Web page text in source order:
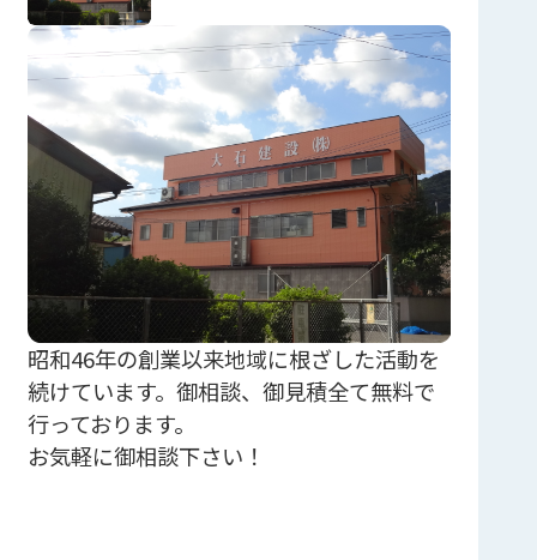
昭和46年の創業以来地域に根ざした活動を
続けています。御相談、御見積全て無料で
行っております。
お気軽に御相談下さい！